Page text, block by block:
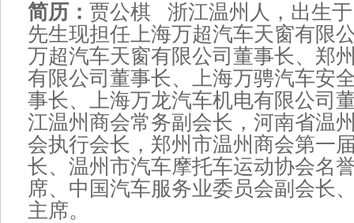
简历： 贾公棋 浙江温州人，出生于
先生现担任上海万超汽车天窗有限
万超汽车天窗有限公司董事长、郑
有限公司董事长、上海万骋汽车安
事长、上海万龙汽车机电有限公司
江温州商会常务副会长，河南省温
会执行会长，郑州市温州商会第一
长、温州市汽车摩托车运动协会名
席、中国汽车服务业委员会副会长
主席。